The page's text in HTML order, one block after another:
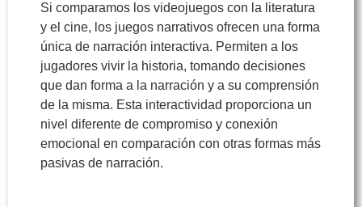
Si comparamos los videojuegos con la literatura
y el cine, los juegos narrativos ofrecen una forma
única de narración interactiva. Permiten a los
jugadores vivir la historia, tomando decisiones
que dan forma a la narración y a su comprensión
de la misma. Esta interactividad proporciona un
nivel diferente de compromiso y conexión
emocional en comparación con otras formas más
pasivas de narración.